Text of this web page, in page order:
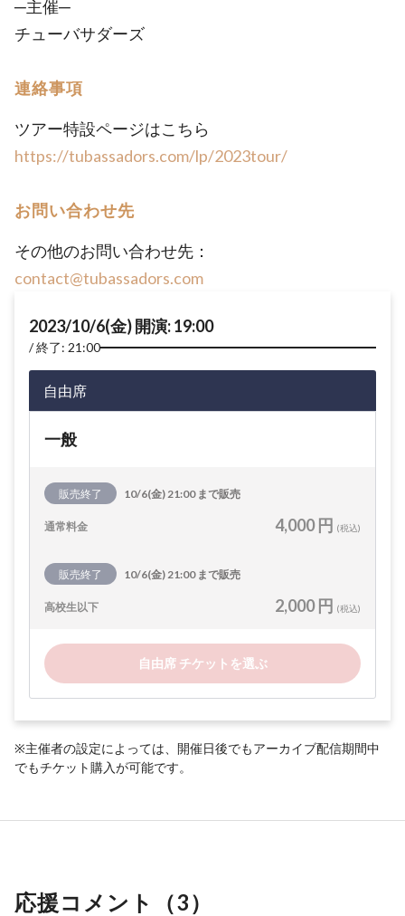
─主催─
チューバサダーズ
連絡事項
ツアー特設ページはこちら
https://tubassadors.com/lp/2023tour/
お問い合わせ先
その他のお問い合わせ先：
contact@tubassadors.com
2023/10/6(金) 開演: 19:00
終了: 21:00
自由席
一般
販売終了 10/6(金) 21:00 まで販売
通常料金 4,000 円 (税込)
販売終了 10/6(金) 21:00 まで販売
高校生以下 2,000 円 (税込)
自由席 チケットを選ぶ
※主催者の設定によっては、開催日後でもアーカイブ配信期間中
でもチケット購入が可能です。
応援コメント（3）